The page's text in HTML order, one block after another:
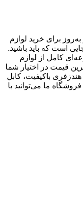
برای خرید لوازم
است که باید باشید.
کامل از لوازم
قیمت در اختیار شما
باکیفیت، کابل
ما می‌توانید با